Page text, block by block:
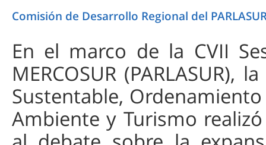
Comisión de Desarrollo Regional del
En el marco de la CVII
MERCOSUR
Sustentable,
Ambiente y Turismo